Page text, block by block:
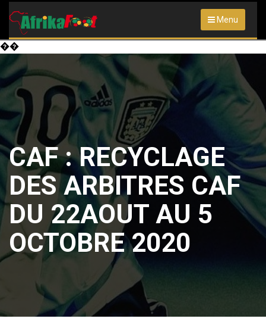
Menu
��
CAF : RECYCLAGE
DES ARBITRES CAF
DU 22AOUT AU 5
OCTOBRE 2020